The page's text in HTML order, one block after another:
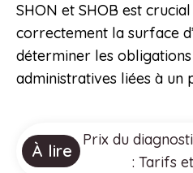
SHON et SHOB est
correctement la surface
déterminer les
administratives liées à un
À lire
Prix du
: Tarifs